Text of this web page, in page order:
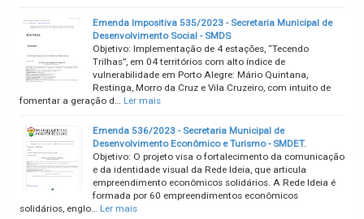
Emenda Impositiva 535/2023 - Secretaria Municipal de
Desenvolvimento Social - SMDS
Objetivo: Implementação de 4 estações, “Tecendo
Trilhas”, em 04 territórios com alto índice de
vulnerabilidade em Porto Alegre: Mário Quintana,
Restinga, Morro da Cruz e Vila Cruzeiro, com intuito de
fomentar a geração d… Ler mais
Emenda 536/2023 - Secretaria Municipal de
Desenvolvimento Econômico e Turismo - SMDET.
Objetivo: O projeto visa o fortalecimento da comunicação
e da identidade visual da Rede Ideia, que articula
empreendimento econômicos solidários. A Rede Ideia é
formada por 60 empreendimentos econômicos
solidários, englo… Ler mais